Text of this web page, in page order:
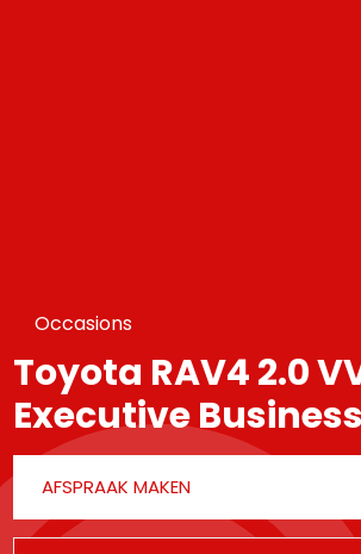
Occasions
Toyota RAV4 2.0
Executive Business
AFSPRAAK MAKEN